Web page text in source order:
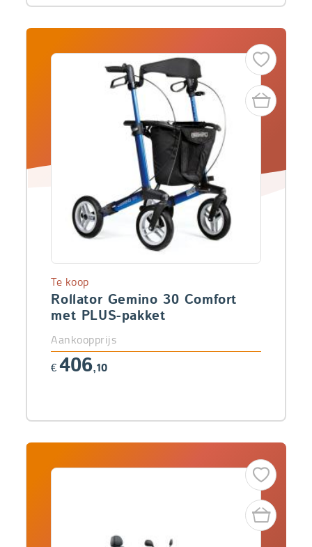
Rollator Gemino 30 Comfort
met PLUS-pakket
Te koop
Aankoopprijs
€ 406,10